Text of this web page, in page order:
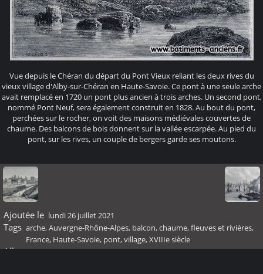
Vue depuis le Chéran du départ du Pont Vieux reliant les deux rives du
vieux village d'Alby-sur-Chéran en Haute-Savoie. Ce pont à une seule arche
avait remplacé en 1720 un pont plus ancien à trois arches. Un second pont,
nommé Pont Neuf, sera également construit en 1828. Au bout du pont,
perchées sur le rocher, on voit des maisons médiévales couvertes de
chaume. Des balcons de bois donnent sur la vallée escarpée. Au pied du
pont, sur les rives, un couple de bergers garde ses moutons.
Ajoutée le lundi 26 juillet 2021
Tags arche,Auvergne-Rhône-Alpes, balcon,chaume,fleuves et rivières,
France, Haute-Savoie, pont,village,XVIIIe siècle
Albums XVIIIème siècle